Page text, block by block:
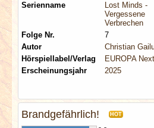
Serienname
Lost Minds -
Vergessene
Verbrechen
Folge Nr.
7
Autor
Christian
Hörspiellabel/Verlag
EUROPA Next
Erscheinungsjahr
2025
Brandgefährlich! HOT